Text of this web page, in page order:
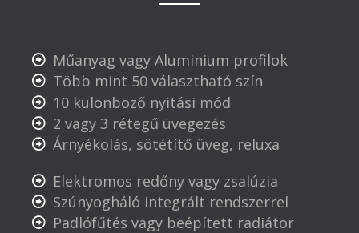
Műanyag vagy Aluminium profilok
Több mint 50 választható szín
10 különböző nyitási mód
2 vagy 3 rétegű üvegezés
Árnyékolás, sötétítő üveg, reluxa
Elektromos redőny vagy zsalúzia
Szúnyogháló integrált rendszerrel
Padlófűtés vagy beépített radiátor